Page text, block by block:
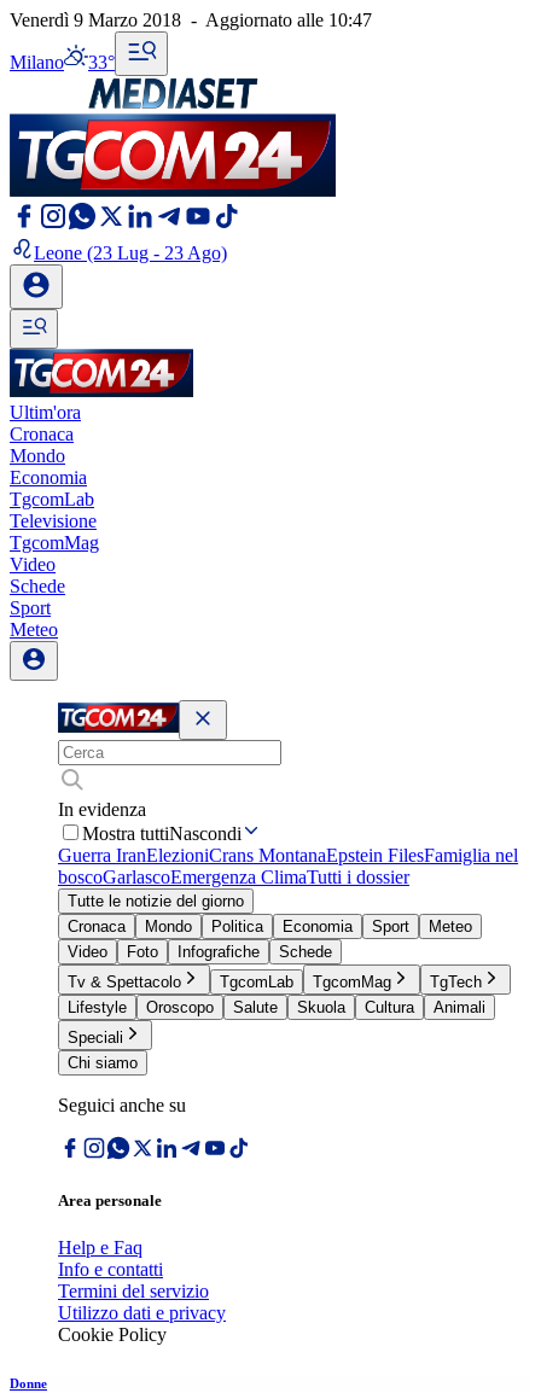
Venerdì 9 Marzo 2018 - Aggiornato alle 10:47
Milano 33°
Leone (23 Lug - 23 Ago)
Ultim'ora
Cronaca
Mondo
Economia
TgcomLab
Televisione
TgcomMag
Video
Schede
Sport
Meteo
In evidenza
Mostra tuttiNascondi
Guerra IranElezioniCrans MontanaEpstein FilesFamiglia nel
boscoGarlascoEmergenza ClimaTutti i dossier
Tutte le notizie del giorno
Cronaca
Mondo Politica Economia Sport
Meteo
Video
Foto Infografiche
Schede
Tv & Spettacolo
TgcomLab TgcomMag
TgTech
Lifestyle
Oroscopo Salute Skuola Cultura
Animali
Speciali
Chi siamo
Seguici anche su
Area personale
Help e Faq
Info e contatti
Termini del servizio
Utilizzo dati e privacy
Cookie Policy
Donne